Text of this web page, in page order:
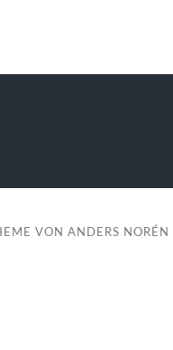
VONANDERS NORÉN